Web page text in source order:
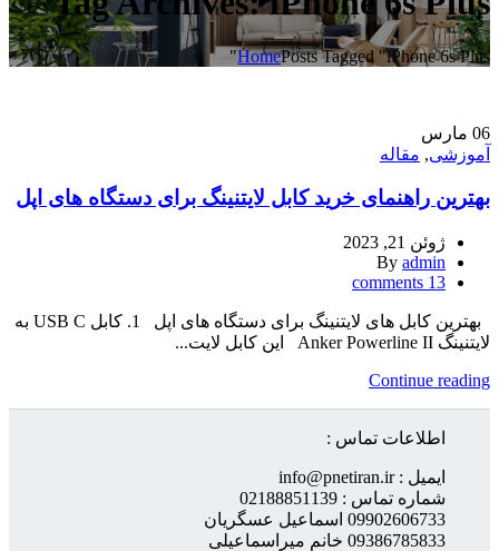
HomePosts Tagged "iPhone 6s Plus"
06 مارس
آموزشی, مقاله
بهترین راهنمای خرید کابل لایتنینگ برای دستگاه های اپل
ژوئن 21, 2023
By admin
13
comments
بهترین کابل های لایتنینگ برای دستگاه های اپل 1. کابل USB C به
لایتنینگ Anker Powerline II این کابل لایت...
Continue reading
اطلاعات تماس :
ایمیل : info@pnetiran.ir
شماره تماس : 02188851139
09902606733 اسماعیل عسگریان
09386785833 خانم میراسماعیلی